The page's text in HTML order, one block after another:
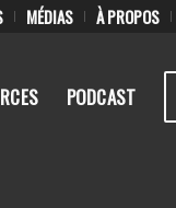
MÉDIAS À PROPOS
PODCAST